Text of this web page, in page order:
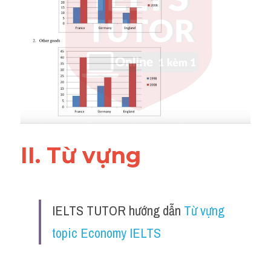
Đề thi IELTS thật
Advice
IELTS Advice
Đề thi thật Task 2
Speaking
Reading
Business
II. Từ vựng
IELTS TUTOR hướng dẫn Từ vựng
topic Economy IELTS